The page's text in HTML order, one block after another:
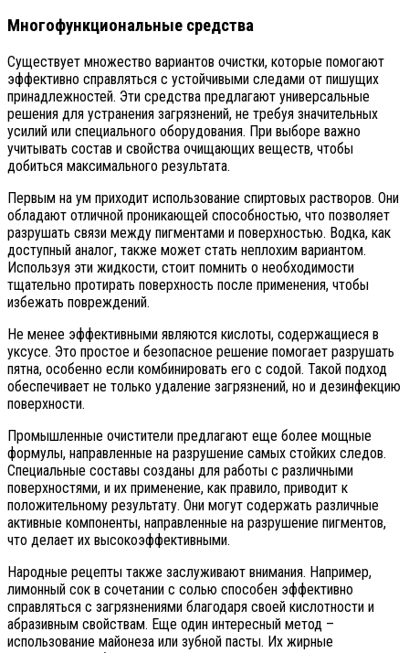
Многофункциональные средства
Существует множество вариантов очистки, которые помогают
эффективно справляться с устойчивыми следами от пишущих
принадлежностей. Эти средства предлагают универсальные
решения для устранения загрязнений, не требуя значительных
усилий или специального оборудования. При выборе важно
учитывать состав и свойства очищающих веществ, чтобы
добиться максимального результата.
Первым на ум приходит использование спиртовых растворов. Они
обладают отличной проникающей способностью, что позволяет
разрушать связи между пигментами и поверхностью. Водка, как
доступный аналог, также может стать неплохим вариантом.
Используя эти жидкости, стоит помнить о необходимости
тщательно протирать поверхность после применения, чтобы
избежать повреждений.
Не менее эффективными являются кислоты, содержащиеся в
уксусе. Это простое и безопасное решение помогает разрушать
пятна, особенно если комбинировать его с содой. Такой подход
обеспечивает не только удаление загрязнений, но и дезинфекцию
поверхности.
Промышленные очистители предлагают еще более мощные
формулы, направленные на разрушение самых стойких следов.
Специальные составы созданы для работы с различными
поверхностями, и их применение, как правило, приводит к
положительному результату. Они могут содержать различные
активные компоненты, направленные на разрушение пигментов,
что делает их высокоэффективными.
Народные рецепты также заслуживают внимания. Например,
лимонный сок в сочетании с солью способен эффективно
справляться с загрязнениями благодаря своей кислотности и
абразивным свойствам. Еще один интересный метод –
использование майонеза или зубной пасты. Их жирные